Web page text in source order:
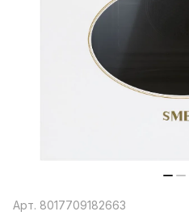
Арт. 8017709182663